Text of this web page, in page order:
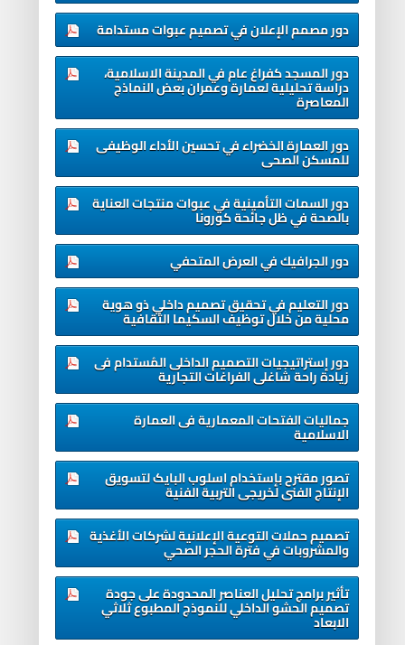
دور مصمم الإعلان في تصميم عبوات مستدامة
دور المسجد كفراغ عام في المدينة الاسلامية،
دراسة تحليلية لعمارة وعمران بعض النماذج
المعاصرة
دور العمارة الخضراء في تحسين الأداء الوظيفى
للمسكن الصحى
دور السمات التأمينية في عبوات منتجات العناية
بالصحة في ظل جائحة كورونا
دور الجرافيك في العرض المتحفي
دور التعليم في تحقيق تصميم داخلي ذو هوية
محلية من خلال توظيف السكيما الثقافية
دور إستراتيجيات التصميم الداخلى المُستدام فى
زيادة راحة شاغلى الفراغات التجارية
جماليات الفتحات المعمارية فى العمارة
الاسلامية
تصور مقترح بإستخدام اسلوب البایک لتسویق
الإنتاج الفنى لخریجى التربیة الفنیة
تصميم حملات التوعية الإعلانية لشركات الأغذية
والمشروبات في فترة الحجر الصحي
تأثير برامج تحليل العناصر المحدودة على جودة
تصميم الحشو الداخلي للنموذج المطبوع ثلاثي
الابعاد